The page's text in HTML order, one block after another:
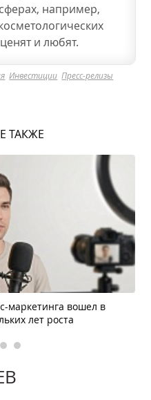
например,
и любят.
Инвестиции Пресс-релизы
ТАКЖЕ
маркетинга вошел в
лет роста